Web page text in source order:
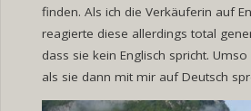
finden. Als ich die Verkäuferin auf
reagierte diese allerdings total
dass sie kein Englisch spricht.
als sie dann mit mir auf Deutsch